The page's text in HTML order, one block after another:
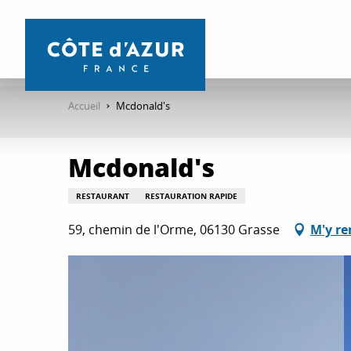
contenu
Accueil Mcdonald's
Mcdonald's
RESTAURANT RESTAURATION RAPIDE
59, chemin de l'Orme, 06130 Grasse M'y